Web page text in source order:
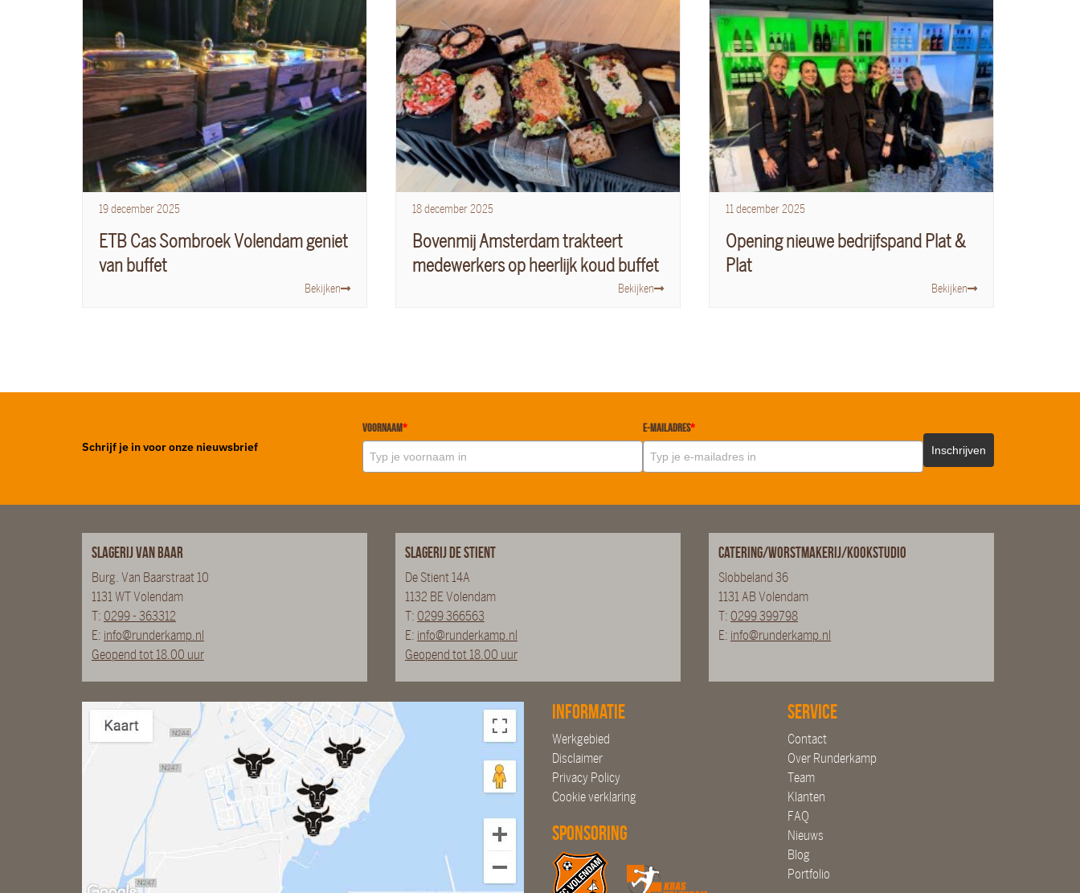
19 december 2025
ETB Cas Sombroek Volendam geniet
van buffet
Bekijken
18 december 2025
Bovenmij Amsterdam trakteert
medewerkers op heerlijk koud buffet
Bekijken
11 december 2025
Opening nieuwe bedrijfspand Plat &
Plat
Bekijken
Schrijf je in voor onze nieuwsbrief
Voornaam* E-mailadres*
Inschrijven
Slagerij van Baar
Burg. Van Baarstraat 10
1131 WT Volendam
T: 0299 - 363312
E: info@runderkamp.nl
Geopend tot 18.00 uur
Slagerij De Stient
De Stient 14A
1132 BE Volendam
T: 0299 366563
E: info@runderkamp.nl
Geopend tot 18.00 uur
Catering/Worstmakerij/Kookstudio
Slobbeland 36
1131 AB Volendam
T: 0299 399798
E: info@runderkamp.nl
Informatie
Werkgebied
Disclaimer
Privacy Policy
Cookie verklaring
Sponsoring
Service
Contact
Over Runderkamp
Team
Klanten
FAQ
Nieuws
Blog
Portfolio